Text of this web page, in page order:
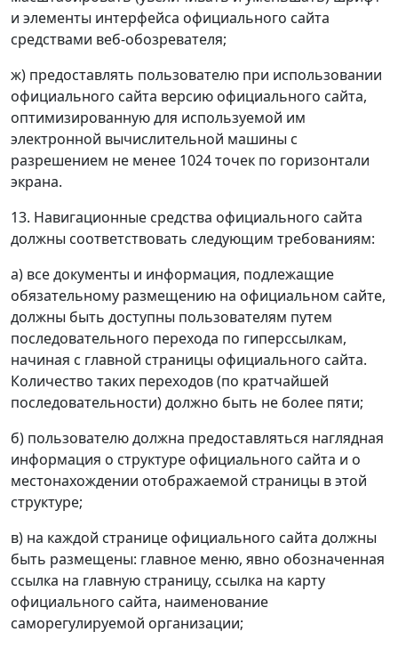
и элементы интерфейса официального сайта
средствами веб-обозревателя;
ж) предоставлять пользователю при использовании
официального сайта версию официального сайта,
оптимизированную для используемой им
электронной вычислительной машины с
разрешением не менее 1024 точек по горизонтали
экрана.
13. Навигационные средства официального сайта
должны соответствовать следующим требованиям:
а) все документы и информация, подлежащие
обязательному размещению на официальном сайте,
должны быть доступны пользователям путем
последовательного перехода по гиперссылкам,
начиная с главной страницы официального сайта.
Количество таких переходов (по кратчайшей
последовательности) должно быть не более пяти;
б) пользователю должна предоставляться наглядная
информация о структуре официального сайта и о
местонахождении отображаемой страницы в этой
структуре;
в) на каждой странице официального сайта должны
быть размещены: главное меню, явно обозначенная
ссылка на главную страницу, ссылка на карту
официального сайта, наименование
саморегулируемой организации;